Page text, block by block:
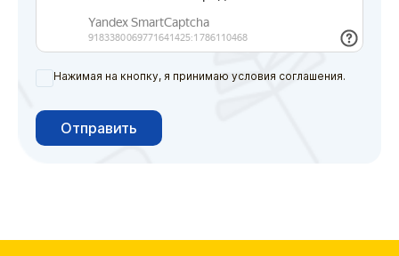
Нажимая на кнопку, я принимаю условия соглашения.
Отправить